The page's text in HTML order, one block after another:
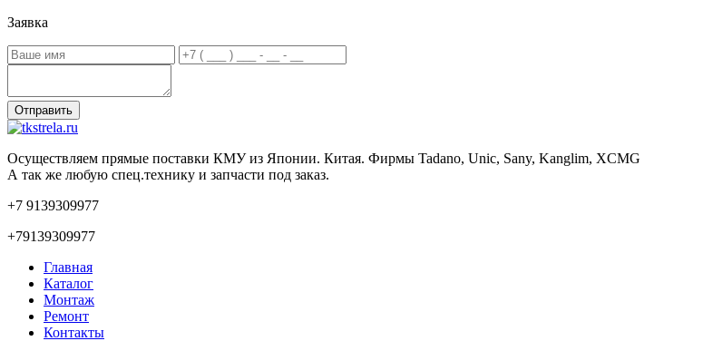
Заявка
Осуществляем прямые поставки КМУ из Японии. Китая. Фирмы Tadano, Unic, Sany, Kanglim, XCMG
А так же любую спец.технику и запчасти под заказ.
+7 9139309977
+79139309977
Главная
Каталог
Монтаж
Ремонт
Контакты